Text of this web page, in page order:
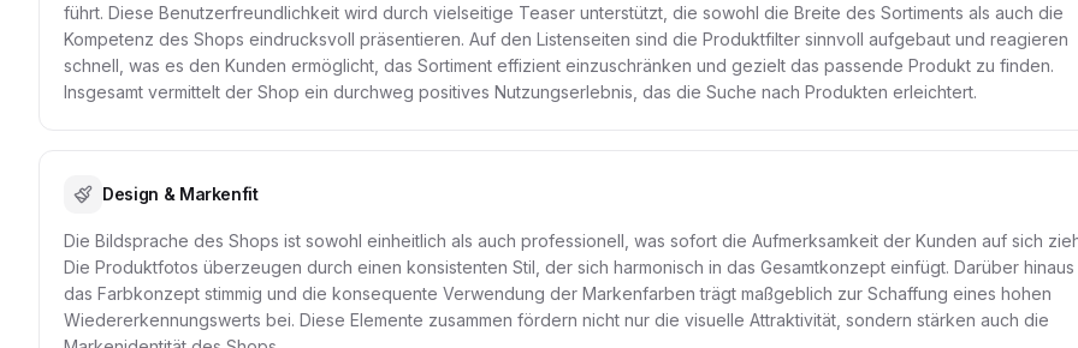
führt. Diese Benutzerfreundlichkeit wird durch vielseitige Teaser unterstützt, die sowohl die Breite des Sortiments als auch die
Kompetenz des Shops eindrucksvoll präsentieren. Auf den Listenseiten sind die Produktfilter sinnvoll aufgebaut und reagieren
schnell, was es den Kunden ermöglicht, das Sortiment effizient einzuschränken und gezielt das passende Produkt zu finden.
Insgesamt vermittelt der Shop ein durchweg positives Nutzungserlebnis, das die Suche nach Produkten erleichtert.
Design & Markenfit
Die Bildsprache des Shops ist sowohl einheitlich als auch professionell, was sofort die Aufmerksamkeit der Kunden auf sich
Die Produktfotos überzeugen durch einen konsistenten Stil, der sich harmonisch in das Gesamtkonzept einfügt. Darüber hinaus
das Farbkonzept stimmig und die konsequente Verwendung der Markenfarben trägt maßgeblich zur Schaffung eines hohen
Wiedererkennungswerts bei. Diese Elemente zusammen fördern nicht nur die visuelle Attraktivität, sondern stärken auch die